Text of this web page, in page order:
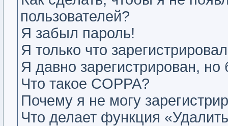
пользователей?
Я забыл пароль!
Я только что
Я давно зарегистрирован,
Что такое COPPA?
Почему я не могу
Что делает функция